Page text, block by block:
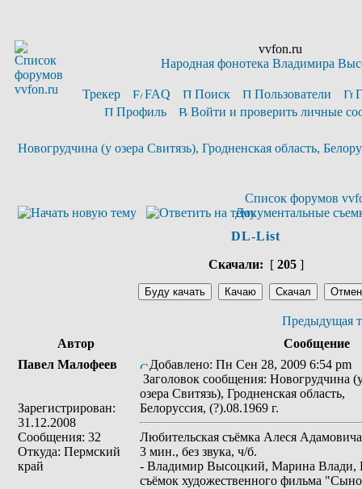
vvfon.ru
Народная фонотека Владимира
Трекер FAQ Поиск Пользователи
Профиль
Войти и проверить личные
Новогрудчина (у озера Свитязь), Гродненская область,
Список форумов
Документальные
DL-List
Скачали: [ 205]
Предыдущая
Автор
Сообщение
Павел Малофеев
Зарегистрирован:
31.12.2008
Сообщения: 32
Откуда: Пермский
край
Добавлено: Пн Сен 28, 2009 6:54 pm
Заголовок сообщения: Новогрудчина
озера Свитязь), Гродненская область,
Белоруссия, (?).08.1969 г.
Любительская съёмка Алеся
3 мин., без звука, ч/б.
- Владимир Высоцкий, Марина Влади,
съёмок художественного фильма